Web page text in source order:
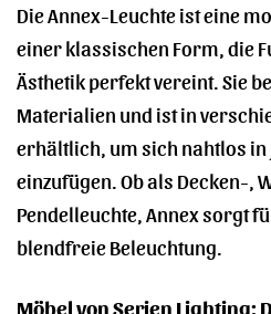
Die Annex-Leuchte ist eine
einer klassischen Form, die
Ästhetik perfekt vereint. Sie
Materialien und ist in
erhältlich, um sich nahtlos in
einzufügen. Ob als Decken-,
Pendelleuchte, Annex sorgt
blendfreie Beleuchtung.
Möbel von Serien Lighting: